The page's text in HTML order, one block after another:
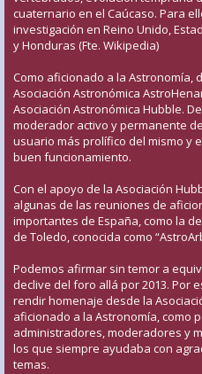
cuaternario en el Caúcaso. Para
investigación en Reino Unido,
y Honduras (Fte. Wikipedia)
Como aficionado a la Astronomía,
Asociación Astronómica
Asociación Astronómica Hubble.
moderador activo y permanente
usuario más prolífico del mismo y
buen funcionamiento.
Con el apoyo de la Asociación
algunas de las reuniones de
importantes de España, como la
de Toledo, conocida como
Podemos afirmar sin temor a
declive del foro allá por 2013. Por
rendir homenaje desde la
aficionado a la Astronomía, como
administradores, moderadores y
los que siempre ayudaba con
temas.